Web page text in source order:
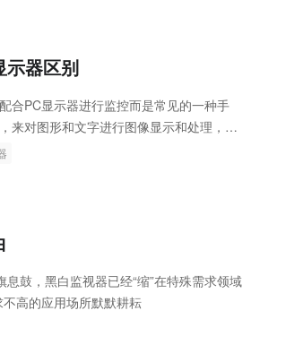
示器区别
合PC显示器进行监控而是常见的一种手
来对图形和文字进行图像显示和处理，它
求要低得多...
鼓，黑白监视器已经“缩”在特殊需求领域
高的应用场所默默耕耘
低 智联航空：无人机赋能应急救援与医疗运
输行业创新